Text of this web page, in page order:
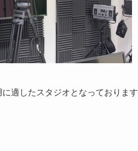
適したスタジオとなっております